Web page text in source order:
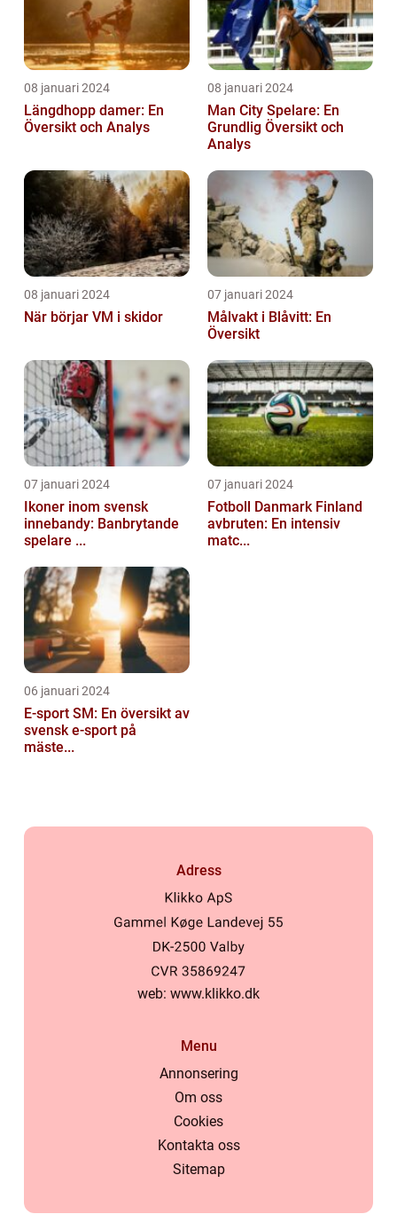
08 januari 2024
Längdhopp damer: En
Översikt och Analys
08 januari 2024
Man City Spelare: En
Grundlig Översikt och
Analys
08 januari 2024
När börjar VM i skidor
07 januari 2024
Målvakt i Blåvitt: En
Översikt
07 januari 2024
Ikoner inom svensk
innebandy: Banbrytande
spelare ...
07 januari 2024
Fotboll Danmark Finland
avbruten: En intensiv
matc...
06 januari 2024
E-sport SM: En översikt av
svensk e-sport på
mäste...
Adress
web: www.klikko.dk
Menu
Annonsering
Om oss
Cookies
Kontakta oss
Sitemap